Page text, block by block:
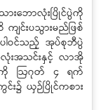
သားဘောလုံးပြိုင်ပွဲကို
င်းပသွားမည်ဖြစ်
ပါဝင်သည့် အုပ်စုဘီပွဲ
လုံးအသင်းနှင့် လာအို
ဉ်ကို ဩဂုတ် ၄ ရက်
း၌ ယှဉ်ပြိုင်ကစား